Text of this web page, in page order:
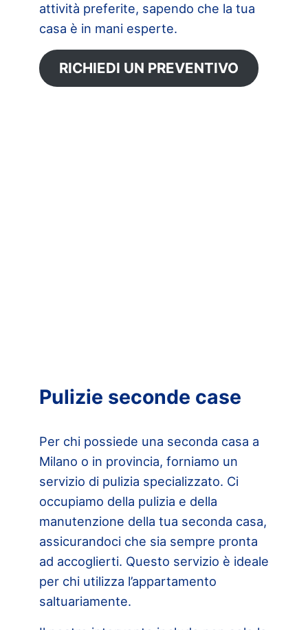
attività preferite, sapendo che la tua
casa è in mani esperte.
RICHIEDI UN PREVENTIVO
Pulizie seconde case
Per chi possiede una seconda casa a
Milano o in provincia, forniamo un
servizio di pulizia specializzato. Ci
occupiamo della pulizia e della
manutenzione della tua seconda casa,
assicurandoci che sia sempre pronta
ad accoglierti. Questo servizio è ideale
per chi utilizza l’appartamento
saltuariamente.